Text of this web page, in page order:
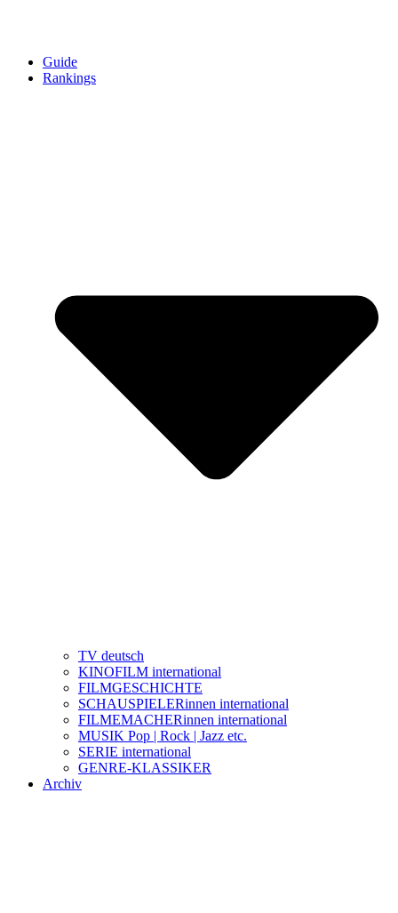
Guide
Rankings
TV deutsch
KINOFILM international
FILMGESCHICHTE
SCHAUSPIELERinnen international
FILMEMACHERinnen international
MUSIK Pop | Rock | Jazz etc.
SERIE international
GENRE-KLASSIKER
Archiv